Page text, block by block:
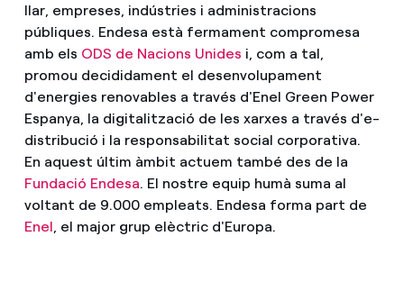
llar, empreses, indústries i administracions
públiques. Endesa està fermament compromesa
amb els ODS de Nacions Unides i, com a tal,
promou decididament el desenvolupament
d'energies renovables a través d'Enel Green Power
Espanya, la digitalització de les xarxes a través d'e-
distribució i la responsabilitat social corporativa.
En aquest últim àmbit actuem també des de la
Fundació Endesa. El nostre equip humà suma al
voltant de 9.000 empleats. Endesa forma part de
Enel , el major grup elèctric d'Europa.